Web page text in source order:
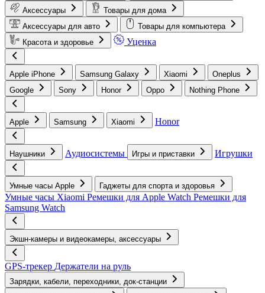
Аксессуары
Товары для дома
Аксессуары для авто
Товары для компьютера
Красота и здоровье
Уценка
Apple iPhone Samsung Galaxy Xiaomi
Oneplus
Google
Sony Honor Oppo Nothing Phone
Apple Samsung Xiaomi Honor
Наушники Аудиосистемы Игры и приставки Игрушки
Умные часы Apple Гаджеты для спорта и здоровья
Умные часы Xiaomi Ремешки для Apple Watch Ремешки для
Samsung Watch
Экшн-камеры и видеокамеры, аксессуары
GPS-трекер Держатели на руль
Зарядки, кабели, переходники, док-станции